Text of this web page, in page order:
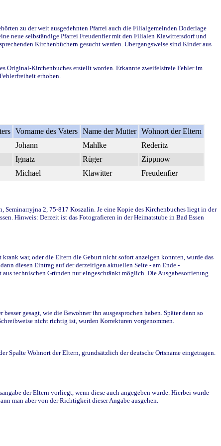
zu der weit ausgedehnten Pfarrei auch die Filialgemeinden Doderlage
neue selbständige Pfarrei Freudenfier mit den Filialen Klawittersdorf und
Kirchenbüchern gesucht werden. Übergangsweise sind Kinder aus
Original-Kirchenbuches erstellt worden. Erkannte zweifelsfreie Fehler im
erhoben.
Vorname des Vaters Name der Mutter Wohnort der Eltern
Johann Mahlke
Rederitz
Ignatz Rüger
Zippnow
Michael Klawitter Freudenfier
2, 75-817 Koszalin. Je eine Kopie des Kirchenbuches liegt in der
Hinweis: Derzeit ist das Fotografieren in der Heimatstube in Bad Essen
war, oder die Eltern die Geburt nicht sofort anzeigen konnten, wurde das
diesen Eintrag auf der derzeitigen aktuellen Seite - am Ende -
technischen Gründen nur eingeschränkt möglich. Die Ausgabesortierung
gesagt, wie die Bewohner ihn ausgesprochen haben. Später dann so
nicht richtig ist, wurden Korrekturen vorgenommen.
Spalte Wohnort der Eltern, grundsätzlich der deutsche Ortsname eingetragen.
der Eltern vorliegt, wenn diese auch angegeben wurde. Hierbei wurde
man aber von der Richtigkeit dieser Angabe ausgehen.